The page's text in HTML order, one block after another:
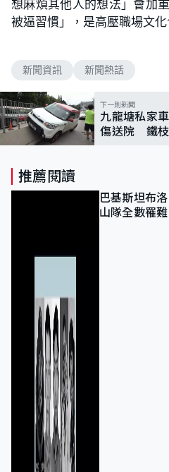
想麻煩其他人的想法」會加
被逼習慣」，是高壓職場文化
新聞資訊 新聞熱話
下一則新聞
九龍塘私家
傷送院 鐵
推薦閱讀
巴基斯坦布
山隊全數罹